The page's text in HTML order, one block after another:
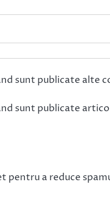
sunt publicate alte
sunt publicate
pentru a reduce